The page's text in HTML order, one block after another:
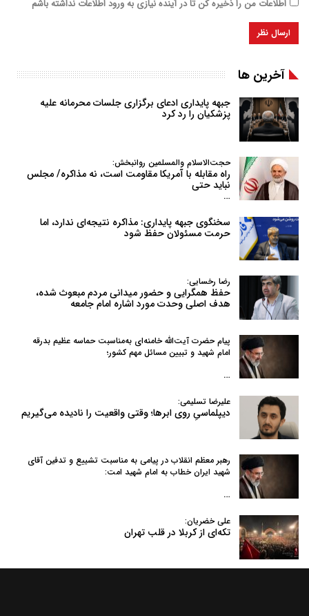
اطلاعات من را ذخیره کن تا در آینده نیازی به ورود اطلاعات نداشته باشم
آخرین ها
جبهه پایداری ادعای برگزاری جلسات محرمانه علیه
پزشکیان را رد کرد
حجت‌الاسلام والمسلمین روانبخش:
راه مقابله با آمریکا مقاومت است، نه مذاکره/ مجلس
نباید حتی
…
سخنگوی جبهه پایداری: مذاکره نتیجه‌ای ندارد، اما
حرمت مسئولان حفظ شود
رضا رخسایی:
حفظ همگرایی و حضور میدانی مردم مبعوث شده،
هدف اصلی وحدت مورد اشاره امام جامعه
پیام حضرت آیت‌الله خامنه‌ای به‌مناسبت حماسه عظیم بدرقه
امام شهید و تبیین مسائل مهم کشور؛
…
علیرضا تسلیمی:
دیپلماسیِ روی ابرها؛ وقتی واقعیت را نادیده می‌گیریم
رهبر معظم انقلاب در پیامی به‌ مناسبت تشییع و تدفین آقای
شهید ایران خطاب به امام شهید امت:
…
علی خضریان:
تکه‌ای از کربلا در قلب تهران